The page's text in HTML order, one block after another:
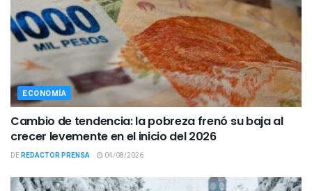
ECONOMÍA
Cambio de tendencia: la pobreza frenó su baja al
crecer levemente en el inicio del 2026
DEREDACTOR PRENSA 04/08/2026